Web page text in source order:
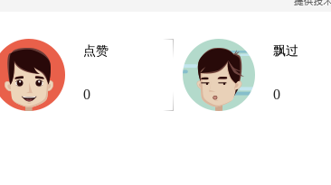
点赞
0
飘过
0